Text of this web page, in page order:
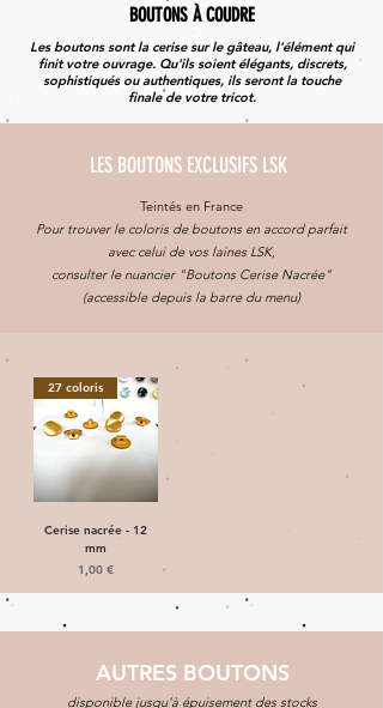
BOUTONS À COUDRE
Les boutons sont la cerise sur le gâteau, l'élément qui
finit votre ouvrage. Qu'ils soient élégants, discrets,
sophistiqués ou authentiques, ils seront la touche
finale de votre tricot.
LES BOUTONS EXCLUSIFS LSK ​
Teintés en France
Pour trouver le coloris de boutons en accord parfait
avec celui de vos laines LSK,
consulter le nuancier "Boutons Cerise Nacrée"
(accessible depuis la barre du menu)
27 coloris
Cerise nacrée - 12
mm
Prix
1,00 €
AUTRES BOUTONS
disponible jusqu'à épuisement des stocks